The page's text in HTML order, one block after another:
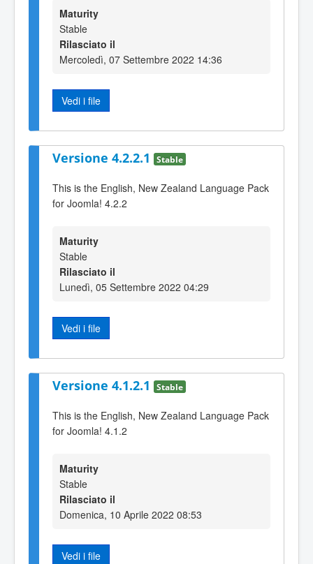
Maturity
Stable
Rilasciato il
Mercoledì, 07 Settembre 2022 14:36
Vedi i file
Versione 4.2.2.1 Stable
This is the English, New Zealand Language Pack
for Joomla! 4.2.2
Maturity
Stable
Rilasciato il
Lunedì, 05 Settembre 2022 04:29
Vedi i file
Versione 4.1.2.1 Stable
This is the English, New Zealand Language Pack
for Joomla! 4.1.2
Maturity
Stable
Rilasciato il
Domenica, 10 Aprile 2022 08:53
Vedi i file